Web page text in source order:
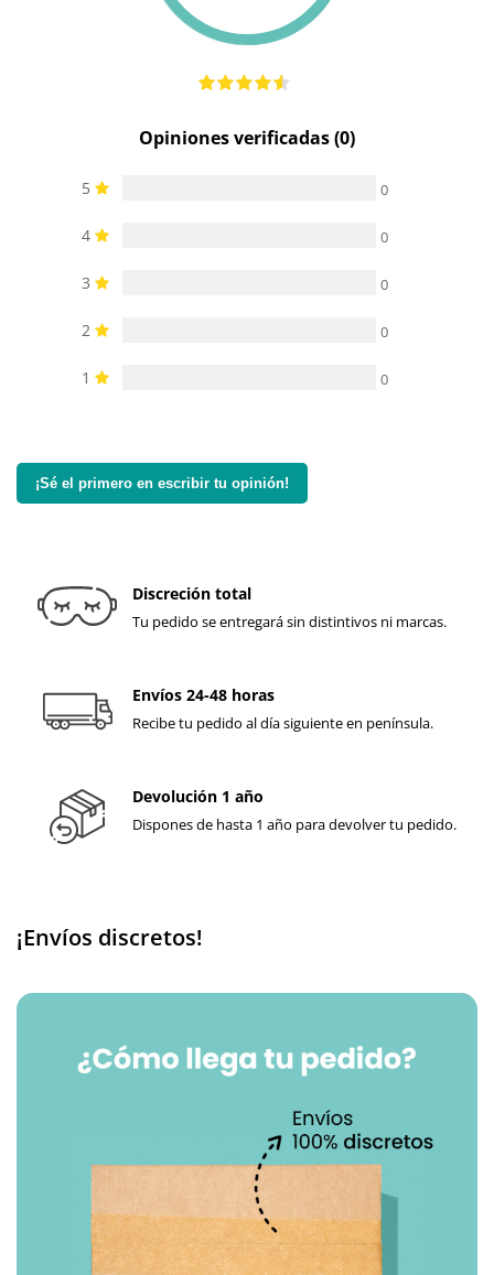
Opiniones verificadas (0)
5 0
4 0
3 0
2 0
1 0
¡Sé el primero en escribir tu opinión!
Discreción total
Tu pedido se entregará sin distintivos ni marcas.
Envíos 24-48 horas
Recibe tu pedido al día siguiente en península.
Devolución 1 año
Dispones de hasta 1 año para devolver tu pedido.
¡Envíos discretos!